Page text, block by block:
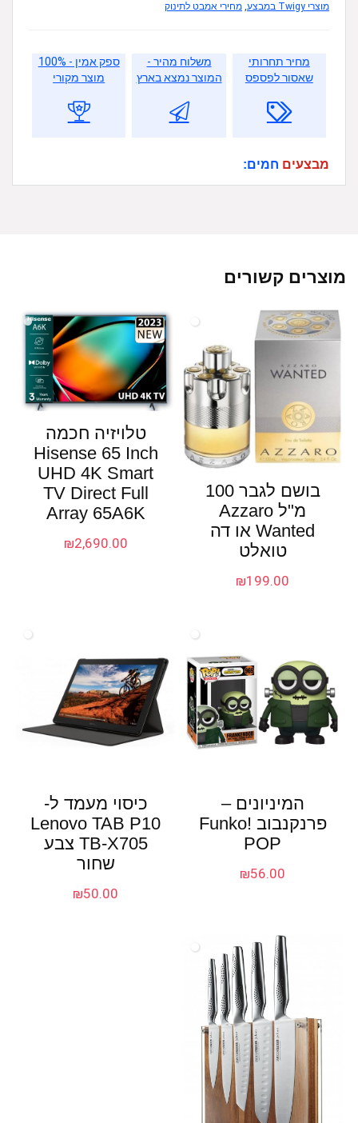
מוצרי Twigy במבצע , מחירי אמבט לתינוק
מחיר תחרותי
שאסור לפספס
משלוח מהיר -
המוצר נמצא בארץ
ספק אמין - 100%
מוצר מקורי
מבצעים חמים:
מוצרים קשורים
בושם לגבר 100
מ"ל Azzaro
Wanted או דה
טואלט
₪199.00
טלויזיה חכמה
Hisense 65 Inch
UHD 4K Smart
TV Direct Full
Array 65A6K
₪2,690.00
המיניונים –
פרנקנבוב !Funko
POP
₪56.00
כיסוי מעמד ל-
Lenovo TAB P10
TB-X705 צבע
שחור
₪50.00